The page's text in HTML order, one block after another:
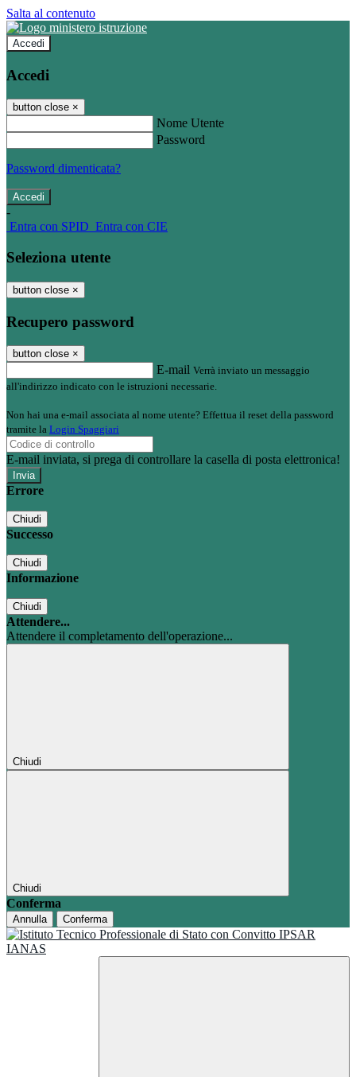
Salta al contenuto
Accedi
Accedi
button close ×
Nome Utente
Password
Password dimenticata?
-
Entra con SPID Entra con CIE
Seleziona utente
button close ×
Recupero password
button close ×
E-mail Verrà inviato un messaggio
all'indirizzo indicato con le istruzioni necessarie.
Non hai una e-mail associata al nome utente? Effettua il reset della password
tramite la Login Spaggiari
E-mail inviata, si prega di controllare la casella di posta elettronica!
Errore
Chiudi
Successo
Chiudi
Informazione
Chiudi
Attendere...
Attendere il completamento dell'operazione...
Chiudi
Chiudi
Conferma
Annulla Conferma